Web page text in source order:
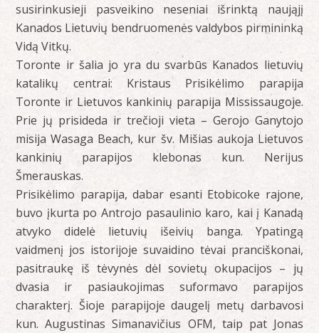
susirinkusieji pasveikino neseniai išrinktą naująjį
Kanados Lietuvių bendruomenės valdybos pirmininką
Vidą Vitkų.
Toronte ir šalia jo yra du svarbūs Kanados lietuvių
katalikų centrai: Kristaus Prisikėlimo parapija
Toronte ir Lietuvos kankinių parapija Mississaugoje.
Prie jų prisideda ir trečioji vieta – Gerojo Ganytojo
misija Wasaga Beach, kur šv. Mišias aukoja Lietuvos
kankinių parapijos klebonas kun. Nerijus
Šmerauskas.
Prisikėlimo parapija, dabar esanti Etobicoke rajone,
buvo įkurta po Antrojo pasaulinio karo, kai į Kanadą
atvyko didelė lietuvių išeivių banga. Ypatingą
vaidmenį jos istorijoje suvaidino tėvai pranciškonai,
pasitraukę iš tėvynės dėl sovietų okupacijos – jų
dvasia ir pasiaukojimas suformavo parapijos
charakterį. Šioje parapijoje daugelį metų darbavosi
kun. Augustinas Simanavičius OFM, taip pat Jonas